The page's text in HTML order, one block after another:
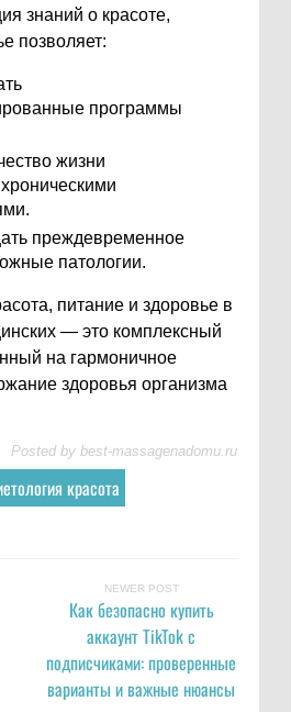
знаний о красоте,
позволяет:
программы
жизни
преждевременное
патологии.
питание и здоровье в
— это комплексный
на гармоничное
здоровья организма
Posted by best-massagenadomu.ru
красота
NEWER POST
Как безопасно купить
аккаунт TikTok с
подписчиками: проверенные
варианты и важные нюансы